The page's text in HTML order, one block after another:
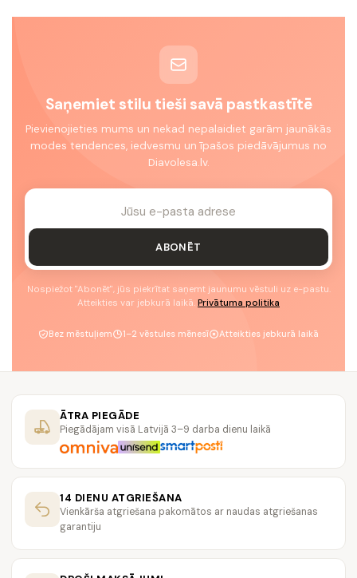
Saņemiet stilu tieši savā pastkastītē
Pievienojieties mums un nekad nepalaidiet garām jaunākās
modes tendences, iedvesmu un īpašos piedāvājumus no
Diavolesa.lv.
ABONĒT
Nospiežot "Abonēt", jūs piekrītat saņemt jaunumu vēstuli uz e-pastu.
Atteikties var jebkurā laikā. Privātuma politika
Bez mēstuļiem 1–2 vēstules mēnesī Atteikties jebkurā laikā
ĀTRA PIEGĀDE
Piegādājam visā Latvijā 3–9 darba dienu laikā
14 DIENU ATGRIEŠANA
Vienkārša atgriešana pakomātos ar naudas atgriešanas
garantiju